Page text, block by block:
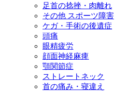
足首の捻挫・肉離れ
その他 スポーツ障害
ケガ・手術の後遺症
頭痛
眼精疲労
顔面神経麻痺
顎関節症
ストレートネック
首の痛み・寝違え